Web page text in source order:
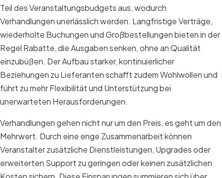
Teil des Veranstaltungsbudgets aus, wodurch
Verhandlungen unerlässlich werden. Langfristige Verträge,
wiederholte Buchungen und Großbestellungen bieten in der
Regel Rabatte, die Ausgaben senken, ohne an Qualität
einzubüßen. Der Aufbau starker, kontinuierlicher
Beziehungen zu Lieferanten schafft zudem Wohlwollen und
führt zu mehr Flexibilität und Unterstützung bei
unerwarteten Herausforderungen.
Verhandlungen gehen nicht nur um den Preis, es geht um den
Mehrwert. Durch eine enge Zusammenarbeit können
Veranstalter zusätzliche Dienstleistungen, Upgrades oder
erweiterten Support zu geringen oder keinen zusätzlichen